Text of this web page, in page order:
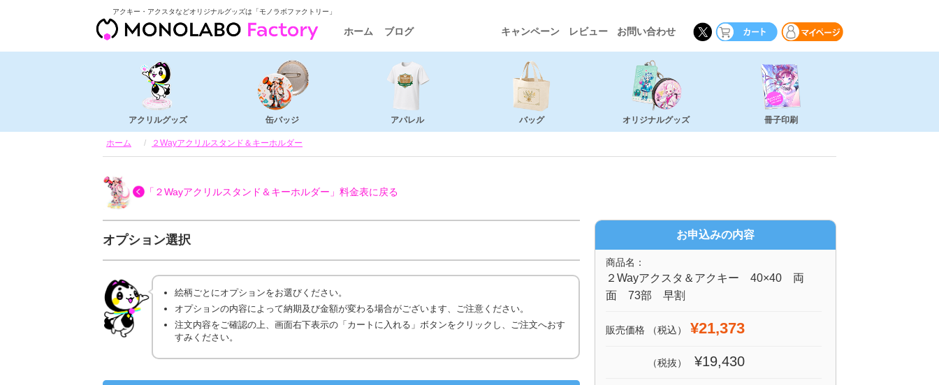
アクキー・アクスタなどオリジナルグッズは「モノラボファクトリー」
ホーム ブログ キャンペーン レビュー お問い合わせ
アクリルグッズ 缶バッジ アパレル バッグ オリジナルグッズ 冊子印刷
ホーム ２Wayアクリルスタンド＆キーホルダー
「２Wayアクリルスタンド＆キーホルダー」 料金表に戻る
オプション選択
絵柄ごとにオプションをお選びください。
オプションの内容によって納期及び金額が変わる場合がございます、ご注意ください。
注文内容をご確認の上、画面右下表示の「カートに入れる」ボタンをクリックし、ご注文へおす
すみください。
お申込みの内容
商品名：
２Wayアクスタ＆アクキー 40×40 両
面 73部 早割
販売価格 （税込） ¥21,373
（税抜） ¥19,430